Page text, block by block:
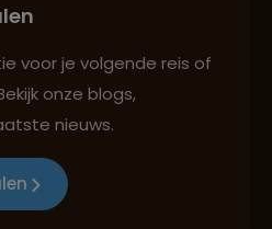
reisroutes
mens, cultuur en milieu
voor je volgende reis of
onze blogs,
nieuws.